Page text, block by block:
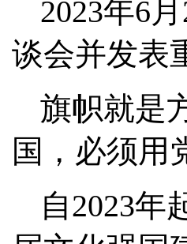
2023年6
谈会并发表
旗帜就是
国，必须用
自2023年